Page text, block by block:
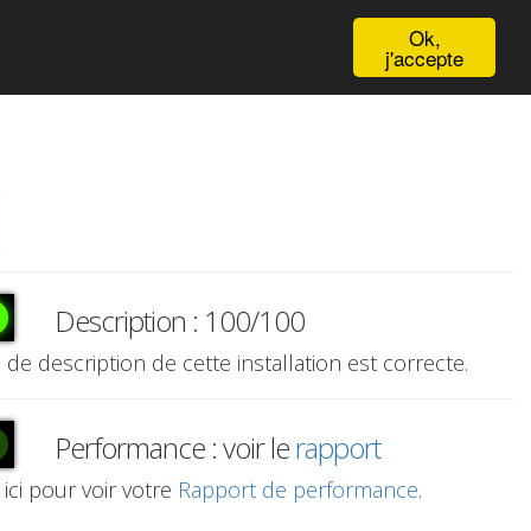
Ok,
j'accepte
Description : 100/100
de description de cette installation est correcte.
Performance : voir lerapport
ici pour voir votre Rapport de performance.